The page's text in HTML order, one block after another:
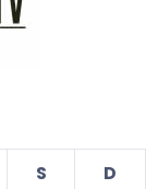
S
D